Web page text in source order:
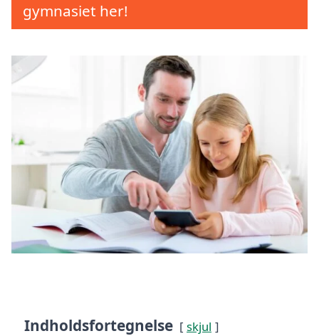
gymnasiet her!
Indholdsfortegnelse skjul